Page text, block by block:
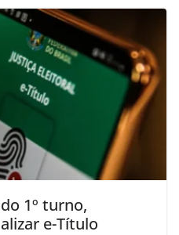
1º turno,
e-Título